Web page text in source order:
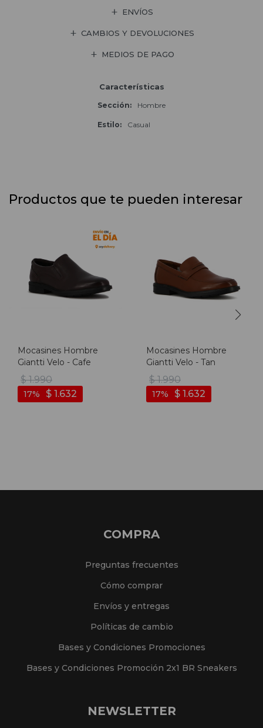
ENVÍOS
CAMBIOS Y DEVOLUCIONES
MEDIOS DE PAGO
Características
Sección Hombre
Estilo Casual
Productos que te pueden interesar
Mocasines Hombre
Giantti Velo - Cafe
$ 1.990
$ 1.632
17
Mocasines Hombre
Giantti Velo - Tan
$ 1.990
$ 1.632
17
COMPRA
Preguntas frecuentes
Cómo comprar
Envíos y entregas
Políticas de cambio
Bases y Condiciones Promociones
Bases y Condiciones Promoción 2x1 BR Sneakers
NEWSLETTER